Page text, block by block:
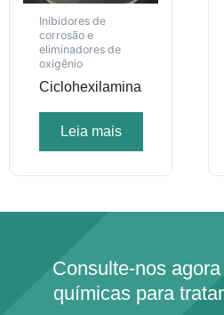
Inibidores de
corrosão e
eliminadores de
oxigênio
Ciclohexilamina
Leia mais
Consulte-nos
químicas para